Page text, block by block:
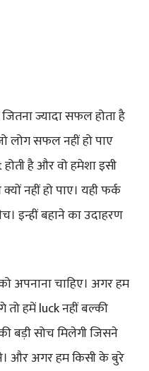
ज्यादा सफल होता है
लोग सफल नहीं हो पाए
है और वो हमेशा इसी
नहीं हो पाए। यही फर्क
इन्हीं बहाने का उदाहरण
अपनाना चाहिए। अगर हम
हमें luck नहीं बल्की
बड़ी सोच मिलेगी जिसने
और अगर हम किसी के बुरे